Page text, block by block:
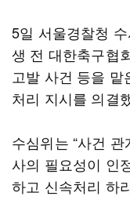
5일 서울경찰청
생 전 대한축구협
고발 사건 등을
처리 지시를 의결
수심위는 “사건
사의 필요성이 인
하고 신속처리 하